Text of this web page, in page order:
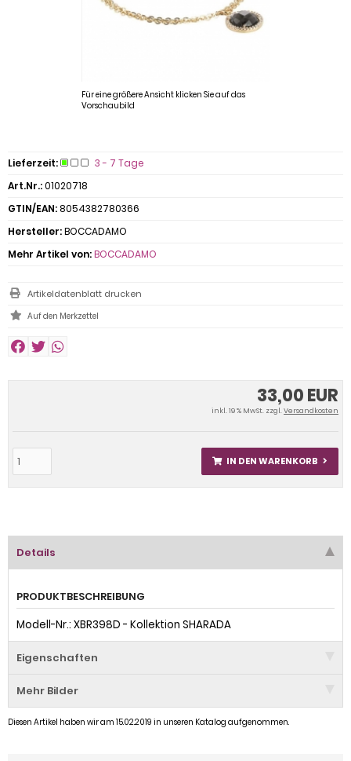
Für eine größere Ansicht klicken Sie auf das
Vorschaubild
33,00 EUR
inkl. 19 % MwSt. zzgl.Versandkosten
IN DEN WARENKORB
Lieferzeit:
3 - 7 Tage
Art.Nr.:01020718
GTIN/EAN:8054382780366
Hersteller:BOCCADAMO
Mehr Artikel von:BOCCADAMO
Artikeldatenblatt drucken
Details
PRODUKTBESCHREIBUNG
Modell-Nr.: XBR398D - Kollektion SHARADA
Eigenschaften
Mehr Bilder
Diesen Artikel haben wir am 15.02.2019 in unseren Katalog aufgenommen.